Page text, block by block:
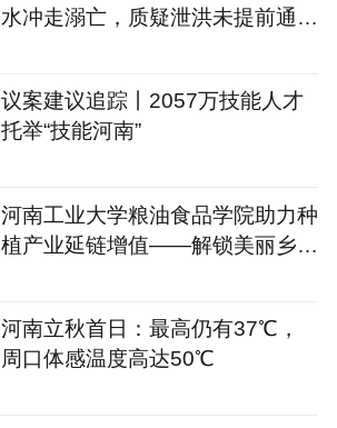
水冲走溺亡，质疑泄洪未提前通
议案建议追踪丨2057万技能人才
托举“技能河南”
河南工业大学粮油食品学院助力种
植产业延链增值——解锁美丽乡村
河南立秋首日：最高仍有37℃，
周口体感温度高达50℃